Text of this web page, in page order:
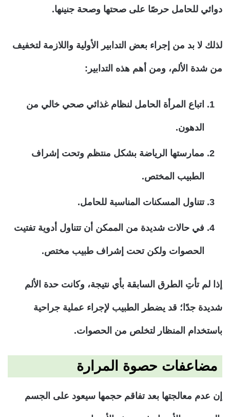
دوائي للحامل حرصًا على صحتها وصحة جنينها.
لذلك لا بد من إجراء بعض التدابير الأولية واللازمة لتخفيف
من شدة الألم، ومن أهم هذه التدابير:
اتباع المرأة الحامل لنظام غذائي صحي خالي من
الدهون.
ممارستها الرياضة بشكل منتظم وتحت إشراف
الطبيب المختص.
تتناول المسكنات المناسبة للحامل.
في حالات شديدة من الممكن أن تتناول أدوية تفتيت
الحصوات ولكن تحت إشراف طبيب مختص.
إذا لم تأتِ الطرق السابقة بأي نتيجة، وكانت حدة الألم
شديدة جدًا؛ قد يضطر الطبيب لإجراء عملية جراحية
باستخدام المنظار لتخلص من الحصوات.
مضاعفات حصوة المرارة
إن عدم معالجتها بعد تفاقم حجمها سيعود على الجسم